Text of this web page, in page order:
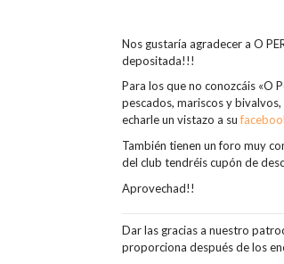
Nos gustaría agradecer a O
depositada!!!
Para los que no conozcáis «O
pescados, mariscos y
echarle un vistazo a su
También tienen un foro muy
del club tendréis cupón de
Aprovechad!!
Dar las gracias a nuestro
proporciona después de los